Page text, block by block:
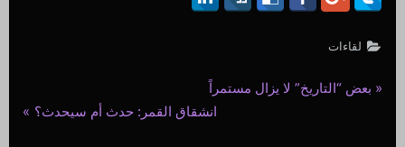
لقاءات
تصفّح
P
بعض “التاريخ” لا يزال مستمراً
N
انشقاق القمر: حدث أم سيحدث؟